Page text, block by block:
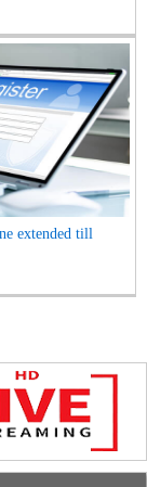
extended till